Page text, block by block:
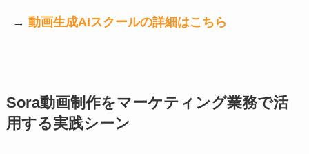
→ 動画生成AIスクールの詳細はこちら
Sora動画制作をマーケティング業務で活
用する実践シーン